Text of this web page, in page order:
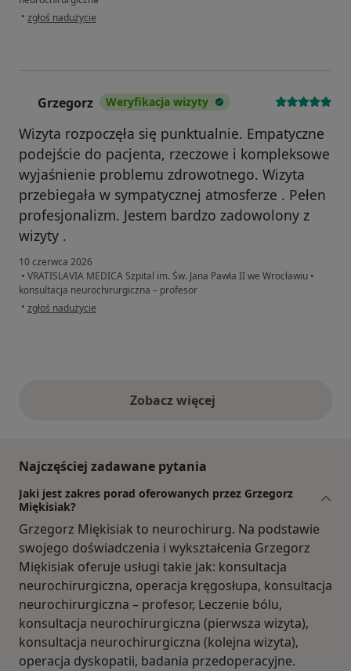
• w opinii użytkownika Iwona
zgłoś nadużycie
Grzegorz Weryfikacja wizyty
Wizyta rozpoczęła się punktualnie. Empatyczne
podejście do pacjenta, rzeczowe i kompleksowe
wyjaśnienie problemu zdrowotnego. Wizyta
przebiegała w sympatycznej atmosferze . Pełen
profesjonalizm. Jestem bardzo zadowolony z
wizyty .
10 czerwca 2026
• VRATISLAVIA MEDICA Szpital im. Św. Jana Pawła II we Wrocławiu •
konsultacja neurochirurgiczna – profesor
• w opinii użytkownika Grzegorz
zgłoś nadużycie
Zobacz więcejopinie powyżej
Najczęściej zadawane pytania
Jaki jest zakres porad oferowanych przez Grzegorz
Miękisiak?
Grzegorz Miękisiak to neurochirurg. Na podstawie
swojego doświadczenia i wykształcenia Grzegorz
Miękisiak oferuje usługi takie jak: konsultacja
neurochirurgiczna, operacja kręgosłupa, konsultacja
neurochirurgiczna – profesor, Leczenie bólu,
konsultacja neurochirurgiczna (pierwsza wizyta),
konsultacja neurochirurgiczna (kolejna wizyta),
operacja dyskopatii, badania przedoperacyjne.